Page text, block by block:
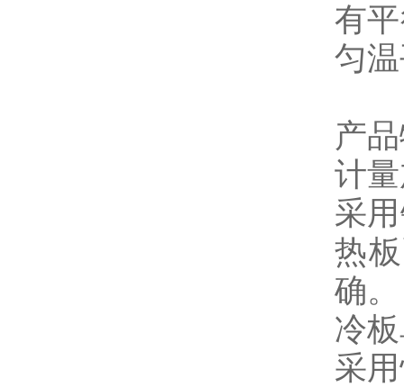
有
匀
产
计
采
热
确。
冷
采